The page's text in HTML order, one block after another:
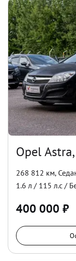
Opel Astra,
268 812 км,
1.6 л / 115 л.с /
400 000 ₽